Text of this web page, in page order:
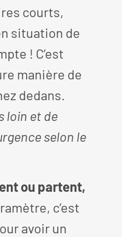
courts,
situation de
! C’est
manière de
dedans.
loin et de
selon le
ou partent,
c’est
avoir un